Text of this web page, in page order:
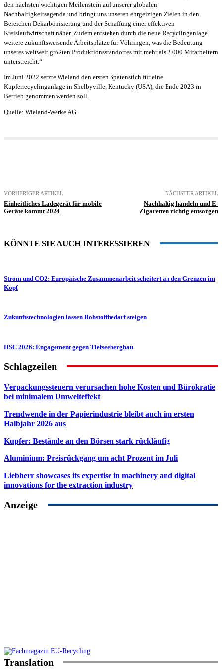
den nächsten wichtigen Meilenstein auf unserer globalen
Nachhaltigkeitsagenda und bringt uns unseren ehrgeizigen Zielen in den
Bereichen Dekarbonisierung und der Schaffung einer effektiven
Kreislaufwirtschaft näher. Zudem entstehen durch die neue Recyclinganlage
weitere zukunftsweisende Arbeitsplätze für Vöhringen, was die Bedeutung
unseres weltweit größten Produktionsstandortes mit mehr als 2.000 Mitarbeitern
unterstreicht.“
Im Juni 2022 setzte Wieland den ersten Spatenstich für eine
Kupferrecyclinganlage in Shelbyville, Kentucky (USA), die Ende 2023 in
Betrieb genommen werden soll.
Quelle: Wieland-Werke AG
VORHERIGER ARTIKEL
Einheitliches Ladegerät für mobile
Geräte kommt 2024
NÄCHSTER ARTIKEL
Nachhaltig handeln und E-
Zigaretten richtig entsorgen
KÖNNTE SIE AUCH INTERESSIEREN
Strom und CO2: Europäische Zusammenarbeit scheitert an den Grenzen im
Kopf
Zukunftstechnologien lassen Rohstoffbedarf steigen
HSC 2026: Engagement gegen Tiefseebergbau
Schlagzeilen
Verpackungssteuern verursachen hohe Kosten und Bürokratie
bei minimalem Umwelteffekt
Trendwende in der Papierindustrie bleibt auch im ersten
Halbjahr 2026 aus
Kupfer: Bestände an den Börsen stark rückläufig
Aluminium: Preisrückgang um acht Prozent im Juli
Liebherr showcases its expertise in machinery and digital
innovations for the extraction industry
Anzeige
Translation